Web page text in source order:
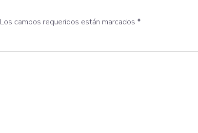
Los campos requeridos están marcados *